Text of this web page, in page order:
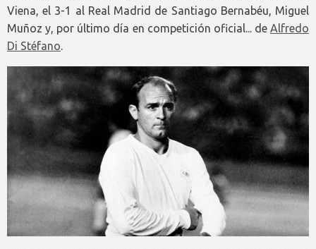
Viena, el 3-1 al Real Madrid de Santiago Bernabéu, Miguel
Muñoz y, por último día en competición oficial... de Alfredo
Di Stéfano.